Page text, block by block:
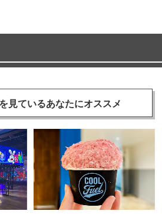
見ているあなたにオススメ